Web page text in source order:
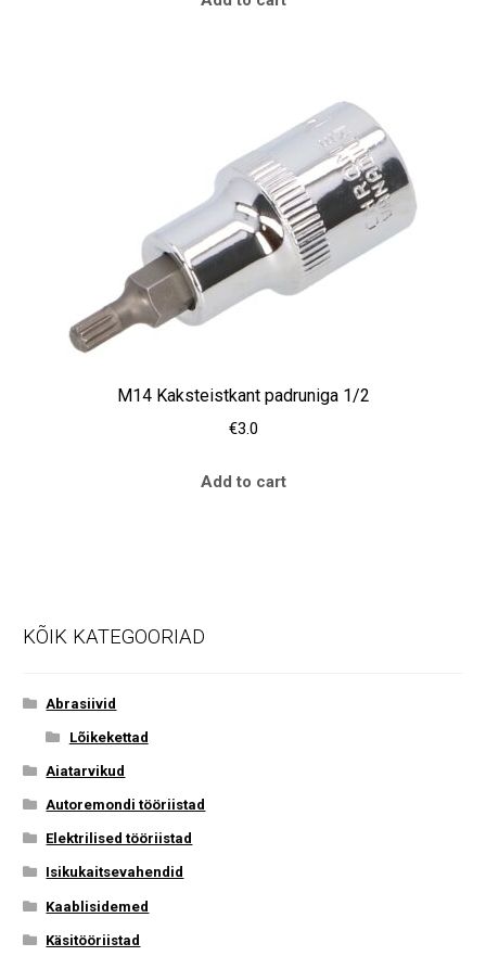
M14 Kaksteistkant padruniga 1/2
€3.0
Add to cart
KÕIK KATEGOORIAD
Abrasiivid
Lõikekettad
Aiatarvikud
Autoremondi tööriistad
Elektrilised tööriistad
Isikukaitsevahendid
Kaablisidemed
Käsitööriistad